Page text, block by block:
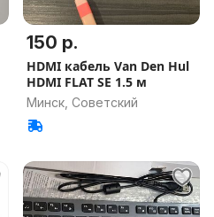
150 р.
HDMI кабель Van Den Hul
HDMI FLAT SE 1.5 м
Минск, Советский